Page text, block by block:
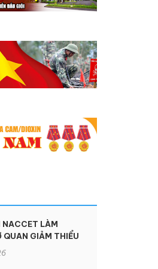
NACCET LÀM
QUAN GIẢM THIỂU
PHÒNG HOA KỲ